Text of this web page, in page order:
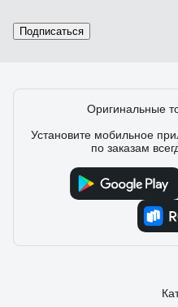
Подписаться
Оригинальные
Установите мобильное
по заказам